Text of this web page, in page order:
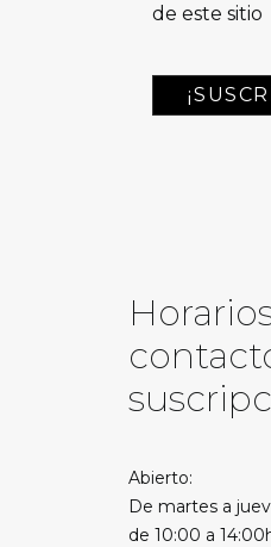
de este sitio
Abierto:
De martes a
de 10:00 a